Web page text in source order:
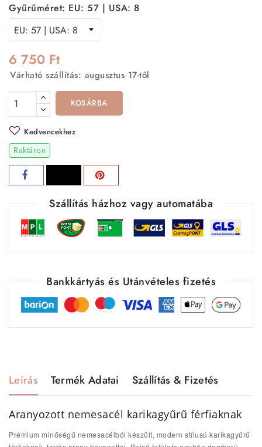
Gyűrűméret: EU: 57 | USA: 8
6 750 Ft
Várható szállítás: augusztus 17-től
KOSÁRBA
Kedvencekhez
Raktáron
Szállítás házhoz vagy automatába
Bankkártyás és Utánvételes fizetés
Leírás Termék Adatai Szállítás & Fizetés
Aranyozott nemesacél karikagyűrű férfiaknak
Prémium minőségű nemesacélból készült, modern stílusú karikagyűrű